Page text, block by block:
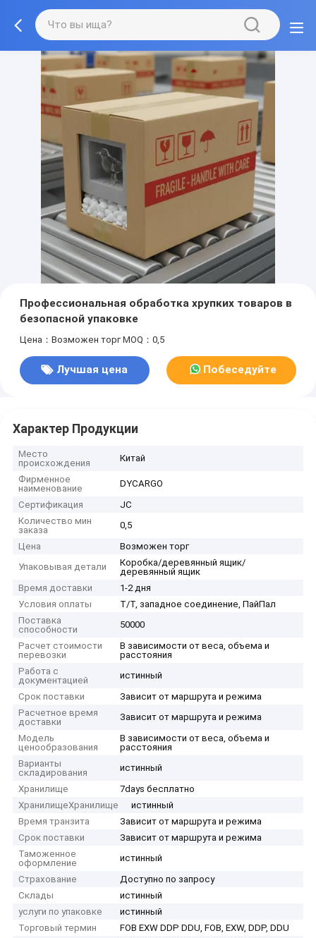
Профессиональная обработка хрупких товаров в
безопасной упаковке
Цена：Возможен торг MOQ：0,5
Лучшая цена Побеседуйте
Характер Продукции
Место
происхождения
Китай
Фирменное
наименование
DYCARGO
Сертификация
JC
Количество мин
заказа
0,5
Цена
Возможен торг
Упаковывая детали
Коробка/деревянный ящик/
деревянный ящик
Время доставки
1-2 дня
Условия оплаты
Т/Т, западное соединение, ПайПал
Поставка
способности
50000
Расчет стоимости
перевозки
В зависимости от веса, объема и
расстояния
Работа с
документацией
истинный
Срок поставки
Зависит от маршрута и режима
Расчетное время
доставки
Зависит от маршрута и режима
Модель
ценообразования
В зависимости от веса, объема и
расстояния
Варианты
складирования
истинный
Хранилище
7days бесплатно
ХранилищеХранилище
истинный
Время транзита
Зависит от маршрута и режима
Срок поставки
Зависит от маршрута и режима
Таможенное
оформление
истинный
Страхование
Доступно по запросу
Склады
истинный
услуги по упаковке
истинный
Торговый термин
FOB EXW DDP DDU, FOB, EXW, DDP, DDU